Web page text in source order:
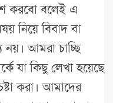
করবো বলেই এ
নিয়ে বিবাদ বা
নয়। আমরা চাচ্ছি
যা কিছু লেখা হয়েছে
করা। আমাদের